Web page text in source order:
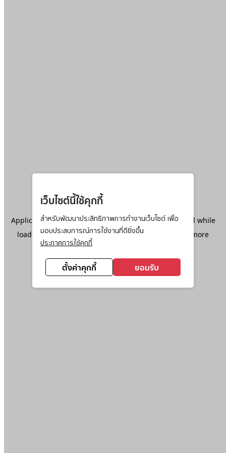
เว็บไซต์นี้ใช้คุกกี้
สำหรับพัฒนาประสิทธิภาพการทำงานเว็บไซต์ เพื่อ
มอบประสบการณ์การใช้งานที่ดียิ่งขึ้น
ประกาศการใช้คุกกี้
ตั้งค่าคุกกี้ ยอมรับ
Application error: aclient-side exception has occurred while
loadingwww.ktc.co.th(see the browser console
for more
information).